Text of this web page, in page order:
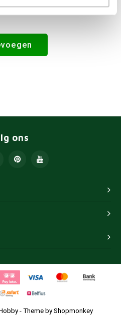
ons
- Theme byShopmonkey